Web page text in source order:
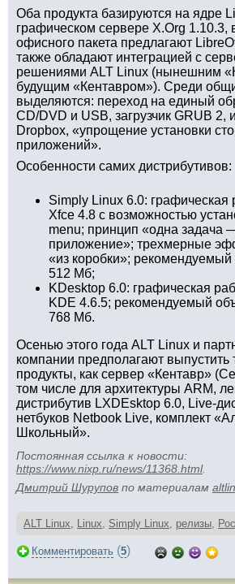
Оба продукта базируются на ядре
графическом сервере X.Org 1.10.3,
офисного пакета предлагают
также обладают интеграцией с
решениями ALT Linux (нынешним
будущим «Кентавром»). Среди
выделяются: переход на единый
CD/DVD и USB, загрузчик GRUB 2,
Dropbox, «упрощение установки
приложений».
Особенности самих дистрибутивов:
Simply Linux 6.0: графическая
Xfce 4.8 с возможностью
menu; принцип «одна задача
приложение»; трехмерные
«из коробки»;
512 Мб;
KDesktop 6.0: графическая
KDE 4.6.5; рекомендуемый
768 Мб.
Осенью этого года ALT Linux и
компании предполагают выпустить
продукты, как сервер «Кентавр»
том числе для архитектуры ARM,
дистрибутив LXDEsktop 6.0, Live-
нетбуков Netbook Live, комплект
Школьный».
Постоянная ссылка к новости:
https://www.nixp.ru/news/11368.html.
Дмитрий Шурупов по материалам
ALT Linux, Linux, Simply Linux, релизы,
Комментировать (5)